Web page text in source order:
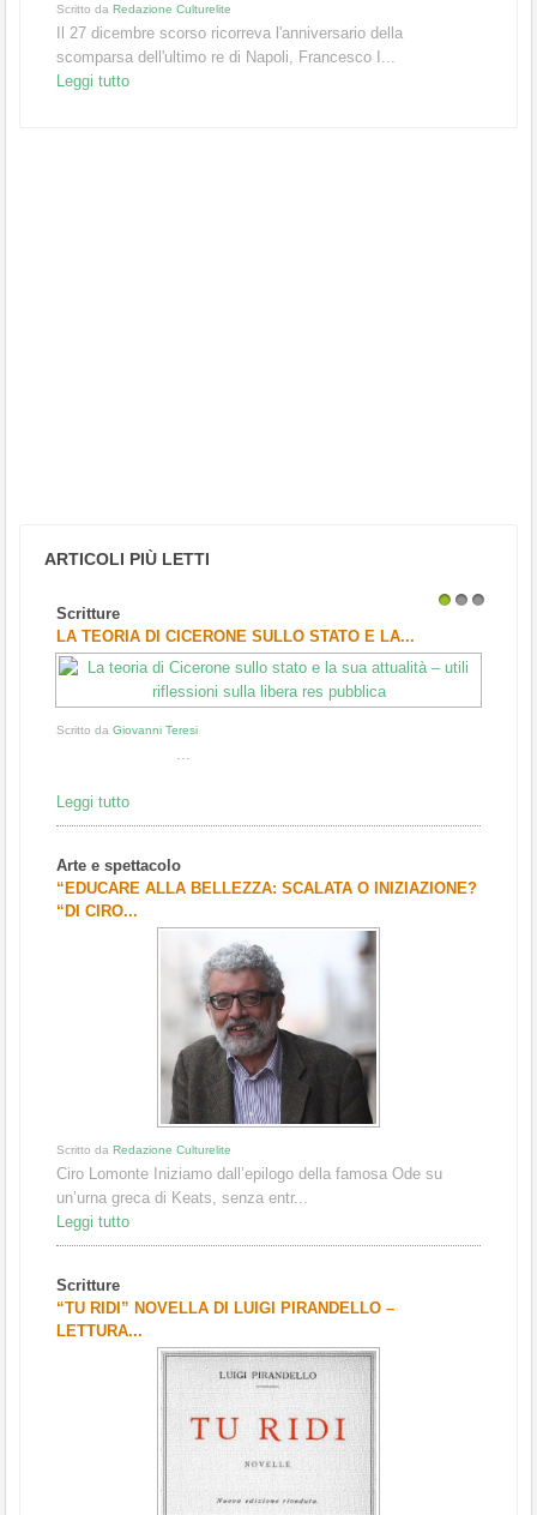
Scritto da Redazione Culturelite
Il 27 dicembre scorso ricorreva l'anniversario della
scomparsa dell'ultimo re di Napoli, Francesco I...
Leggi tutto
ARTICOLI PIÙ LETTI
Scritture
LA TEORIA DI CICERONE SULLO STATO E LA...
Scritto da Giovanni Teresi
...
Leggi tutto
Arte e spettacolo
“EDUCARE ALLA BELLEZZA: SCALATA O INIZIAZIONE?
“DI CIRO...
Scritto da Redazione Culturelite
Ciro Lomonte Iniziamo dall’epilogo della famosa Ode su
un’urna greca di Keats, senza entr...
Leggi tutto
Scritture
“TU RIDI” NOVELLA DI LUIGI PIRANDELLO –
LETTURA...